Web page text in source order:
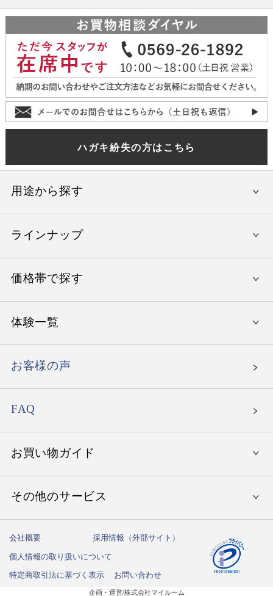
ハガキ紛失の方はこちら
用途から探す
還暦祝い
入学祝い
就職祝い
母の日
ラインナップ
やすらぎの旅
エグゼタイム パート5
エグゼタイムプラチナム
たびもの撰華
価格帯で探す
〜15,000円
〜80,000円
〜150,000円
150,001円〜
体験一覧
関東地方の温泉旅館
中部地方の温泉旅館
関西地方の温泉旅館
九州・沖縄の温泉旅館
関東地方のホテル
中部地方のホテル
関西地方のホテル
中国地方のホテル
九州・沖縄のホテル
関東地方でレストラン体験
中国・九州地方でレストラン体験
中部地方でゴルフ体験
関西地方でゴルフ体験
中国地方でゴルフ体験
フェイスリフトアップ
お客様の声
FAQ
お買い物ガイド
初めての方へ
送料・お支払い方法
納期について
その他のサービス
ハガキ紛失の方はこちら
しきたりサイト
会社概要
採用情報（外部サイト）
個人情報の取り扱いについて
特定商取引法に基づく表示
お問い合わせ
企画・運営/株式会社マイルーム